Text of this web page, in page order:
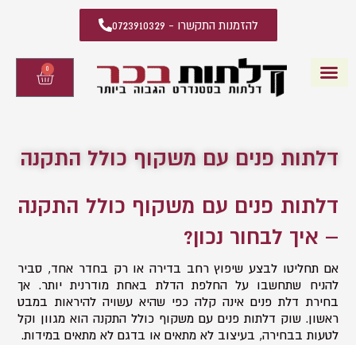
להזמנות התקשרו - 0723910329
0
עגלת
קניות
דלתות פנים עם משקוף כולל התקנה
דלתות פנים עם משקוף כולל התקנה
– איך לבחור נכון?
אם תחליטו לבצע שיפוץ רחב בדירה או רק בחדר אחד, סביר
להניח שתחשבו על החלפת הדלת באחת מודרנית יותר. אך
בחירת דלת פנים אינה קלה כפי שהיא עשויה להיראות במבט
ראשון. שוק דלתות פנים עם משקוף כולל התקנה הוא מגוון וקל
לטעות בבחירה, בעיצוב לא מתאים או בדגם לא מתאים במידות.